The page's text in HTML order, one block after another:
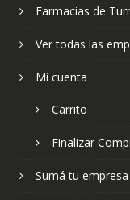
Farmacias de
Ver todas las
Mi cuenta
Carrito
Finalizar
Sumá tu empresa